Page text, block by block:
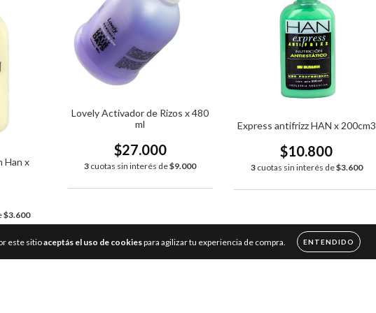
este sitioaceptás el uso de cookiespara agilizar tu experiencia de compra. ENTENDIDO
Han x
$3.600
Lovely Activador de Rizos x 480
ml
$27.000
3 cuotas sin interés de$9.000
Express antifrizz HAN x 200cm3
$10.800
3 cuotas sin interés de$3.600